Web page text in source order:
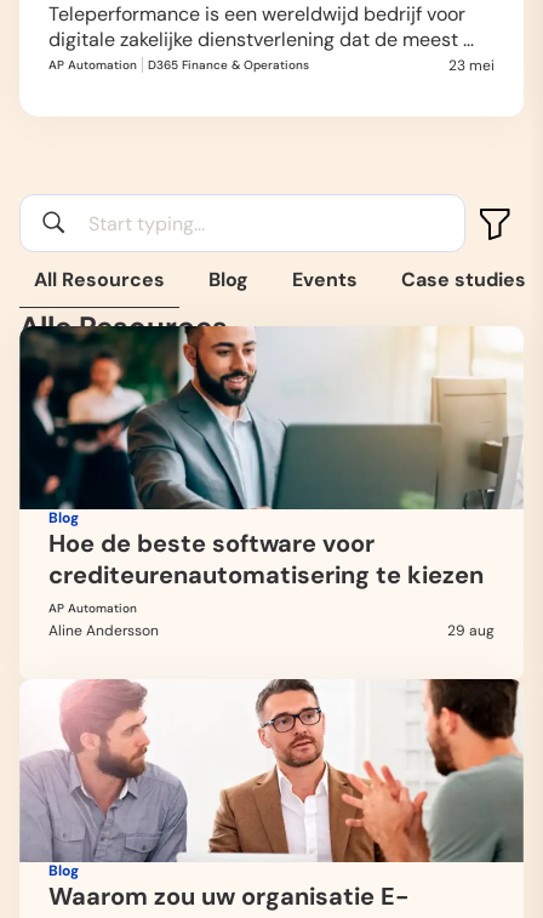
Teleperformance is een wereldwijd bedrijf voor
digitale zakelijke dienstverlening dat de meest
geavanceerde, digitaal…
AP Automation D365 Finance & Operations 23 mei
All Resources Blog Events Case studies
Alle Resources
Blog
Hoe de beste software voor
crediteurenautomatisering te kiezen
AP Automation
Aline Andersson 29 aug
Blog
Waarom zou uw organisatie E-